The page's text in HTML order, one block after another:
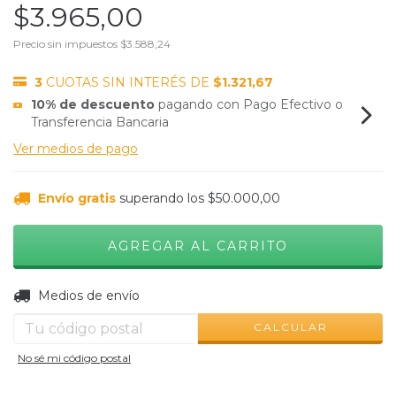
$3.965,00
Precio sin impuestos $3.588,24
3 CUOTAS SIN INTERÉS DE $1.321,67
10% de descuento pagando con Pago Efectivo o
Transferencia Bancaria
Ver medios de pago
Envío gratis superando los $50.000,00
Entregas para el CP:
Medios de envío
CALCULAR
No sé mi código postal